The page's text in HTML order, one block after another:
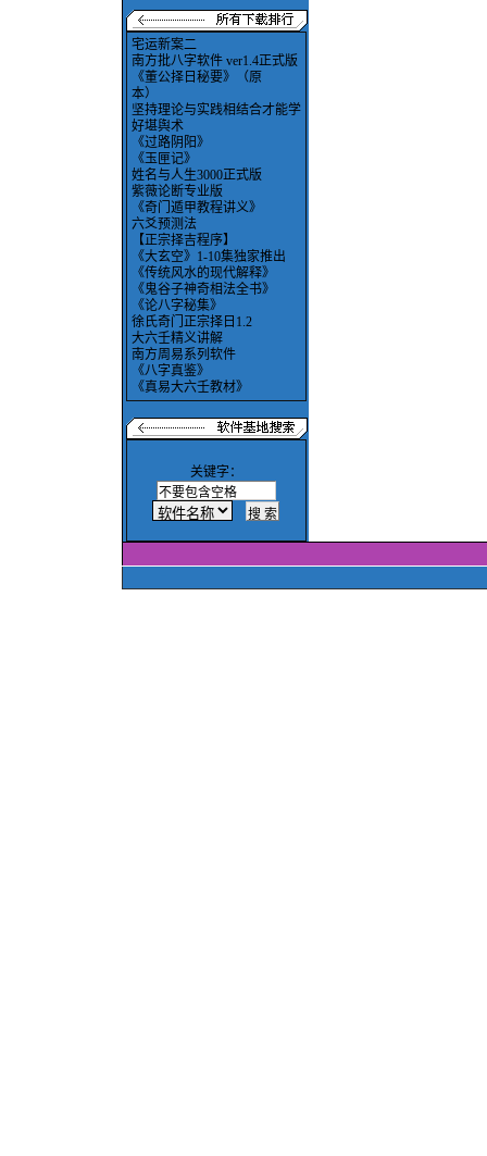
宅运新案二
南方批八字软件 ver1.4正式版
《董公择日秘要》（原
本）
坚持理论与实践相结合才能学
好堪舆术
《过路阴阳》
《玉匣记》
姓名与人生3000正式版
紫薇论断专业版
《奇门遁甲教程讲义》
六爻预测法
【正宗择吉程序】
《大玄空》1-10集独家推出
《传统风水的现代解释》
《鬼谷子神奇相法全书》
《论八字秘集》
徐氏奇门正宗择日1.2
大六壬精义讲解
南方周易系列软件
《八字真鉴》
《真易大六壬教材》
关键字：